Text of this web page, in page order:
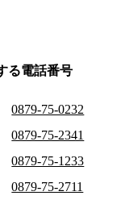
る電話番号
0879-75-0232
0879-75-2341
0879-75-1233
0879-75-2711